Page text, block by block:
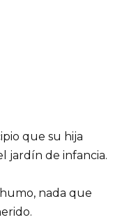
que su hija
jardín de infancia.
nada que